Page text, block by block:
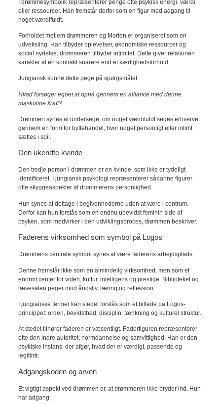
I drømmesymbolik repræsenterer penge ofte psykisk energi, værdi
eller ressourcer. Han fremstår derfor som en figur med adgang til
noget værdifuldt.
Forholdet mellem drømmeren og Morten er organiseret som en
udveksling. Han tilbyder oplevelser, økonomiske ressourcer og
social nydelse; drømmeren tilbyder intimitet. Dette giver relationen
karakter af en kontrakt snarere end et kærlighedsforhold.
Jungiansk kunne dette pege på spørgsmålet:
Hvad forsøger egoet at opnå gennem en alliance med denne
maskuline kraft?
Drømmen synes at undersøge, om noget værdifuldt søges erhvervet
gennem en form for byttehandel, hvor noget personligt eller intimt
sættes i spil.
Den ukendte kvinde
Den tredje person i drømmen er en kvinde, som ikke er tydeligt
identificeret. I jungiansk psykologi repræsenterer sådanne figurer
ofte skyggeaspekter af drømmerens personlighed.
Hun synes at deltage i begivenhederne uden at være i centrum.
Derfor kan hun forstås som en endnu ubevidst feminin side af
psyken, som medvirker i den udviklingsproces, drømmen beskriver.
Faderens virksomhed som symbol på Logos
Drømmens centrale symbol synes at være faderens arbejdsplads.
Denne fremstår ikke som en almindelig virksomhed, men som et
enormt center for viden, kultur, intelligens og prestige. Biblioteket og
læsesalen peger mod åndsliv, læring og refleksion.
I jungianske termer kan stedet forstås som et billede på Logos-
princippet: orden, bevidsthed, disciplin, tænkning og kulturel struktur.
At stedet tilhører faderen er væsentligt. Faderfiguren repræsenterer
ofte den indre autoritet, normdannelse og samvittighed. Han er den
psykiske instans, der afgør, hvad der er værdigt, passende og
legitimt.
Adgangskoden og arven
Et vigtigt aspekt ved drømmen er, at drømmeren ikke bryder ind. Hun
har adgang.